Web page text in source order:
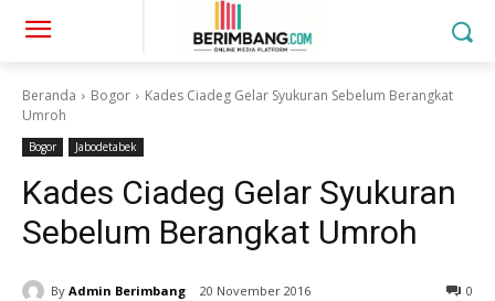
Beranda Bogor
Kades Ciadeg Gelar Syukuran Sebelum Berangkat
Umroh
Bogor Jabodetabek
Kades Ciadeg Gelar Syukuran
Sebelum Berangkat Umroh
By Admin Berimbang 20 November 2016 0